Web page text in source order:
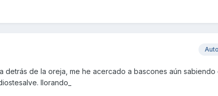
detrás de la oreja, me he acercado a bascones aún sabiendo
llorando_